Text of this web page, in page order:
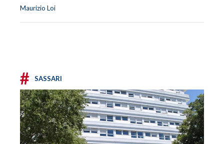
Maurizio Loi
# SASSARI